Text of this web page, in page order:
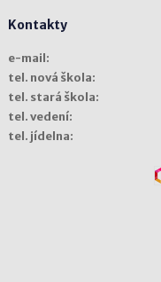
Kontakty
e-mail:
tel. nová škola:
tel. stará škola:
tel. vedení:
tel. jídelna: